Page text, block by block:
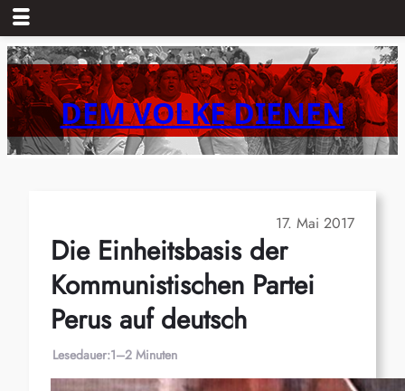
Zum
Inhalt
springenDEM VOLKE DIENEN
17. Mai 2017
Die Einheitsbasis der
Kommunistischen Partei
Perus auf deutsch
Lesedauer:1–2 Minuten